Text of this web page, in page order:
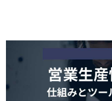
新卒・若手向けイン